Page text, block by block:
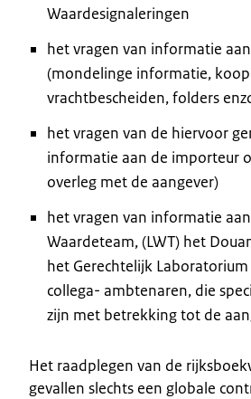
Waardesignaleringen
het vragen van informatie
(mondelinge informatie,
vrachtbescheiden, folders
het vragen van de hiervoor
informatie aan de importeur
overleg met de aangever)
het vragen van informatie
Waardeteam, (LWT) het
het Gerechtelijk
collega- ambtenaren, die
zijn met betrekking tot de
Het raadplegen van de
gevallen slechts een globale